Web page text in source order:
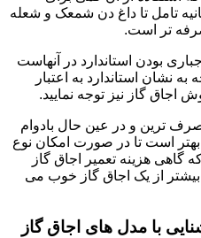
تامل تا داغ دن شمعک و شعله
تر است.
بودن استاندارد در آنهاست
نشان استاندارد به اعتبار
گاز نیز توجه نمایید.
ترین و در عین حال بادوام
است تا در صورت امکان نوع
گاهی هزینه تعمیر اجاق گاز
از یک اجاق گاز خوب می
با مدل های اجاق گاز